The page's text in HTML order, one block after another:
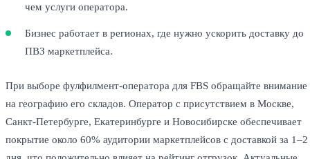
чем услуги оператора.
Бизнес работает в регионах, где нужно ускорить доставку до
ПВЗ маркетплейса.
При выборе фулфилмент-оператора для FBS обращайте внимание
на географию его складов. Оператор с присутствием в Москве,
Санкт-Петербурге, Екатеринбурге и Новосибирске обеспечивает
покрытие около 60% аудитории маркетплейсов с доставкой за 1–2